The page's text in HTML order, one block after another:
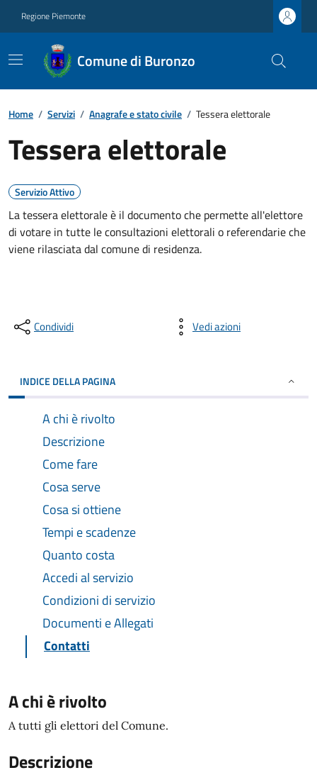
Regione Piemonte
Comune di Buronzo
Home / Servizi / Anagrafe e stato civile / Tessera elettorale
Tessera elettorale
Servizio Attivo
La tessera elettorale è il documento che permette all'elettore
di votare in tutte le consultazioni elettorali o referendarie che
viene rilasciata dal comune di residenza.
Condividi Vedi azioni
INDICE DELLA PAGINA
A chi è rivolto
Descrizione
Come fare
Cosa serve
Cosa si ottiene
Tempi e scadenze
Quanto costa
Accedi al servizio
Condizioni di servizio
Documenti e Allegati
Contatti
A chi è rivolto
A tutti gli elettori del Comune.
Descrizione